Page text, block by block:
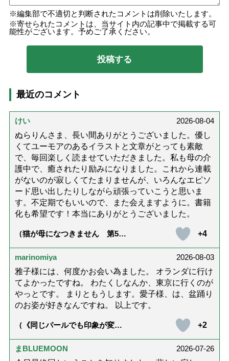
編集部で不適切と判断されたコメントは削除いたします。
寄せられたコメントは、当サイト内の記事中で掲載する可
能性がございます。予めご了承ください。
最近のコメント
けい
2026-08-04
ぬらりんさま、長い間ありがとうございました。優し
くてユーモアのあるイラストと文章がとっても素敵
で、毎回楽しく読ませていただきました。私も母の介
護中で、癒されたり励みになりました。これから連載
がないのが寂しくてたまりませんが、いろんなエピソ
ード思い出したりしながら頑張っていこうと思いま
す。不定期でもいいので、また会えますように。書籍
化も希望です！本当にありがとうございました。
（猫が母になつきません 第500
+4
marinomiya
2026-08-03
雅子様には、何度かお会い為ました。 オランダに行け
てよかったですね。 わたくしなんか、東京に行くのが
やっとです。 まりともうします。愛子様、は、盆踊り
のお姿が好きなんですね。 以上です。
（《同じパールでも印象が変
の夏ネックレス」上品＆涼しげ
に見せる4つの法則）
+2
まBLUEMOON
2026-07-26